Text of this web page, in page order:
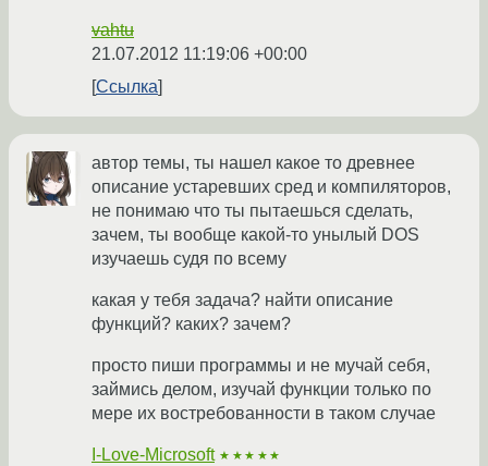
vahtu
21.07.2012 11:19:06 +00:00
Ссылка
автор темы, ты нашел какое то древнее
описание устаревших сред и компиляторов,
не понимаю что ты пытаешься сделать,
зачем, ты вообще какой-то унылый DOS
изучаешь судя по всему
какая у тебя задача? найти описание
функций? каких? зачем?
просто пиши программы и не мучай себя,
займись делом, изучай функции только по
мере их востребованности в таком случае
I-Love-Microsoft ★★★★★